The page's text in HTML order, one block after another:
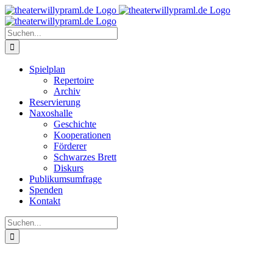
Zum
Inhalt
springen
Suche
nach:
Spielplan
Repertoire
Archiv
Reservierung
Naxoshalle
Geschichte
Kooperationen
Förderer
Schwarzes Brett
Diskurs
Publikumsumfrage
Spenden
Kontakt
Suche
nach: